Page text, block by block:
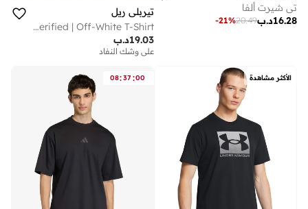
تي شيرت ألفا
د.ب16.28
20.49
-21%
تيربلي ريل
ABU DHABI Verified | Off-White T-Shirt
د.ب19.03
على وشك النفاد
الأكثر مشاهدة 08:37 :00